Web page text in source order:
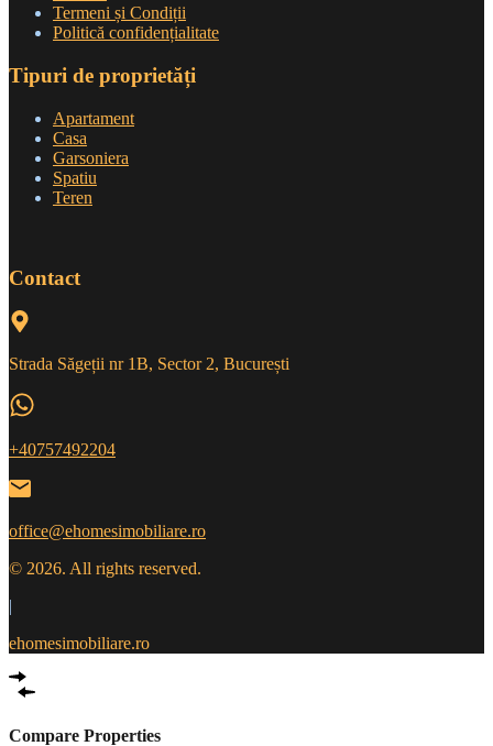
Termeni și Condiții
Politică confidențialitate
Tipuri de proprietăți
Apartament
Casa
Garsoniera
Spatiu
Teren
Contact
Strada Săgeții nr 1B, Sector 2, București
+40757492204
office@ehomesimobiliare.ro
© 2026. All rights reserved.
|
ehomesimobiliare.ro
Compare Properties